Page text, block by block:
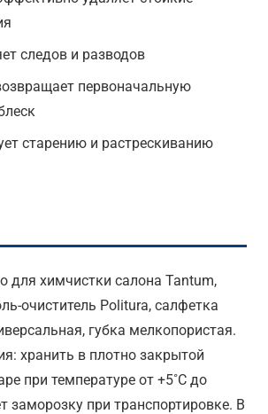
следов и разводов
первоначальную
старению и растрескиванию
для химчистки салона Tantum,
очиститель Politura, салфетка
губка мелкопористая.
хранить в плотно закрытой
при температуре от +5˚С до
заморозку при транспортировке. В